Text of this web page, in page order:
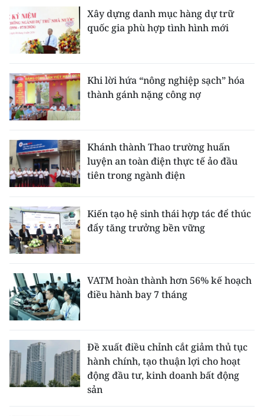
Xây dựng danh mục hàng dự trữ
quốc gia phù hợp tình hình mới
Khi lời hứa “nông nghiệp sạch” hóa
thành gánh nặng công nợ
Khánh thành Thao trường huấn
luyện an toàn điện thực tế ảo đầu
tiên trong ngành điện
Kiến tạo hệ sinh thái hợp tác để thúc
đẩy tăng trưởng bền vững
VATM hoàn thành hơn 56% kế hoạch
điều hành bay 7 tháng
Đề xuất điều chỉnh cắt giảm thủ tục
hành chính, tạo thuận lợi cho hoạt
động đầu tư, kinh doanh bất động
sản